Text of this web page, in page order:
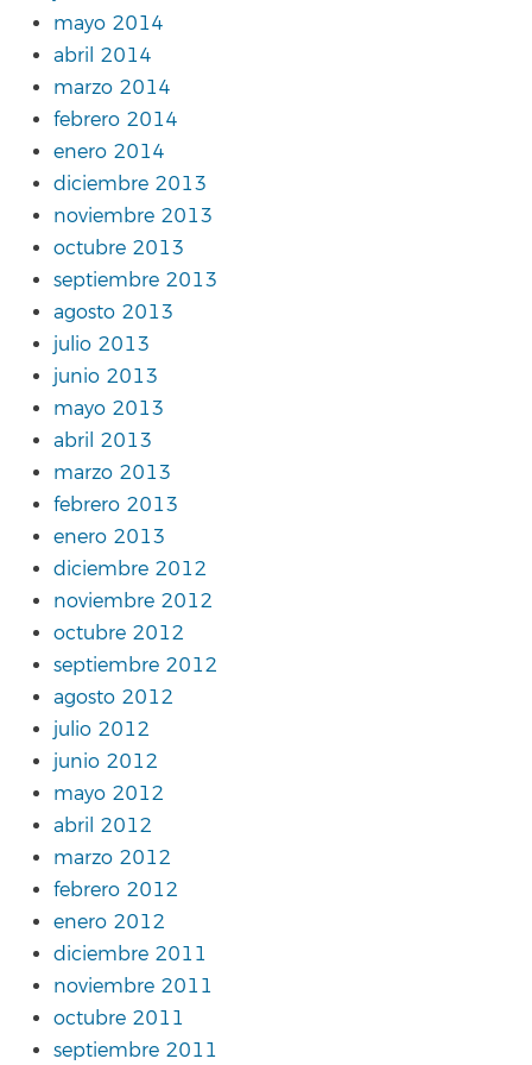
mayo 2014
abril 2014
marzo 2014
febrero 2014
enero 2014
diciembre 2013
noviembre 2013
octubre 2013
septiembre 2013
agosto 2013
julio 2013
junio 2013
mayo 2013
abril 2013
marzo 2013
febrero 2013
enero 2013
diciembre 2012
noviembre 2012
octubre 2012
septiembre 2012
agosto 2012
julio 2012
junio 2012
mayo 2012
abril 2012
marzo 2012
febrero 2012
enero 2012
diciembre 2011
noviembre 2011
octubre 2011
septiembre 2011